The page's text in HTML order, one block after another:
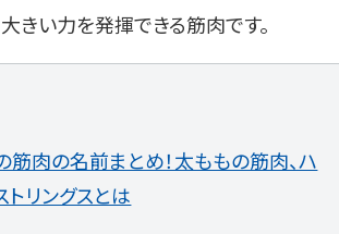
きい力を発揮できる筋肉です。
筋肉の名前まとめ！太ももの筋肉、ハ
トリングスとは